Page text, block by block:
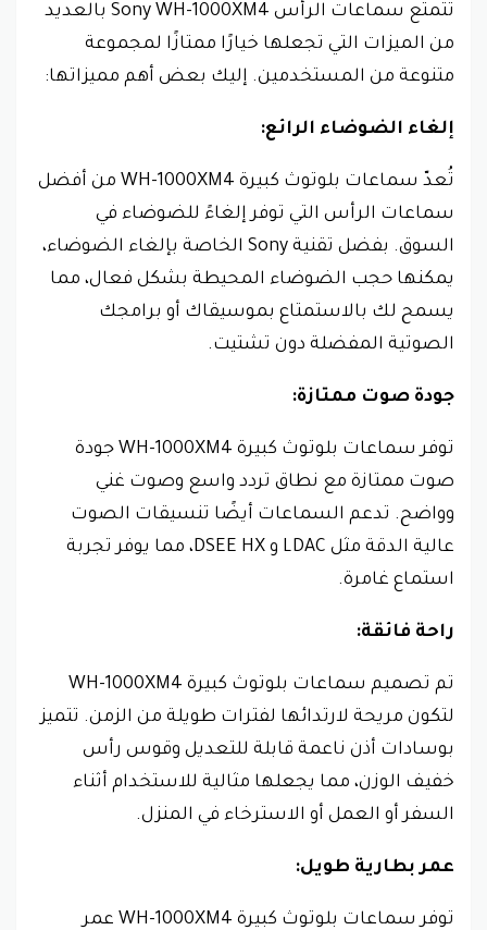
تتمتع سماعات الرأس Sony WH-1000XM4 بالعديد
من الميزات التي تجعلها خيارًا ممتازًا لمجموعة
متنوعة من المستخدمين. إليك بعض أهم مميزاتها:
إلغاء الضوضاء الرائع:
تُعدّ سماعات بلوتوث كبيرة WH-1000XM4 من أفضل
سماعات الرأس التي توفر إلغاءً للضوضاء في
السوق. بفضل تقنية Sony الخاصة بإلغاء الضوضاء،
يمكنها حجب الضوضاء المحيطة بشكل فعال، مما
يسمح لك بالاستمتاع بموسيقاك أو برامجك
الصوتية المفضلة دون تشتيت.
جودة صوت ممتازة:
توفر سماعات بلوتوث كبيرة WH-1000XM4 جودة
صوت ممتازة مع نطاق تردد واسع وصوت غني
وواضح. تدعم السماعات أيضًا تنسيقات الصوت
عالية الدقة مثل LDAC و DSEE HX، مما يوفر تجربة
استماع غامرة.
راحة فائقة:
تم تصميم سماعات بلوتوث كبيرة WH-1000XM4
لتكون مريحة لارتدائها لفترات طويلة من الزمن. تتميز
بوسادات أذن ناعمة قابلة للتعديل وقوس رأس
خفيف الوزن، مما يجعلها مثالية للاستخدام أثناء
السفر أو العمل أو الاسترخاء في المنزل.
عمر بطارية طويل:
توفر سماعات بلوتوث كبيرة WH-1000XM4 عمر